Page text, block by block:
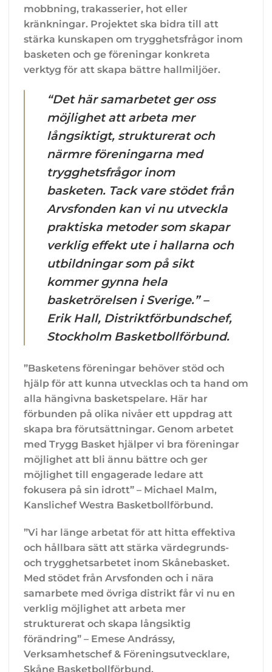
mobbning, trakasserier, hot eller
kränkningar. Projektet ska bidra till att
stärka kunskapen om trygghetsfrågor inom
basketen och ge föreningar konkreta
verktyg för att skapa bättre hallmiljöer.
“Det här samarbetet ger oss
möjlighet att arbeta mer
långsiktigt, strukturerat och
närmre föreningarna med
trygghetsfrågor inom
basketen. Tack vare stödet från
Arvsfonden kan vi nu utveckla
praktiska metoder som skapar
verklig effekt ute i hallarna och
utbildningar som på sikt
kommer gynna hela
basketrörelsen i Sverige.” –
Erik Hall, Distriktförbundschef,
Stockholm Basketbollförbund.
”Basketens föreningar behöver stöd och
hjälp för att kunna utvecklas och ta hand om
alla hängivna basketspelare. Här har
förbunden på olika nivåer ett uppdrag att
skapa bra förutsättningar. Genom arbetet
med Trygg Basket hjälper vi bra föreningar
möjlighet att bli ännu bättre och ger
möjlighet till engagerade ledare att
fokusera på sin idrott” – Michael Malm,
Kanslichef Westra Basketbollförbund.
”Vi har länge arbetat för att hitta effektiva
och hållbara sätt att stärka värdegrunds-
och trygghetsarbetet inom Skånebasket.
Med stödet från Arvsfonden och i nära
samarbete med övriga distrikt får vi nu en
verklig möjlighet att arbeta mer
strukturerat och skapa långsiktig
förändring” – Emese Andrássy,
Verksamhetschef & Föreningsutvecklare,
Skåne Basketbollförbund.